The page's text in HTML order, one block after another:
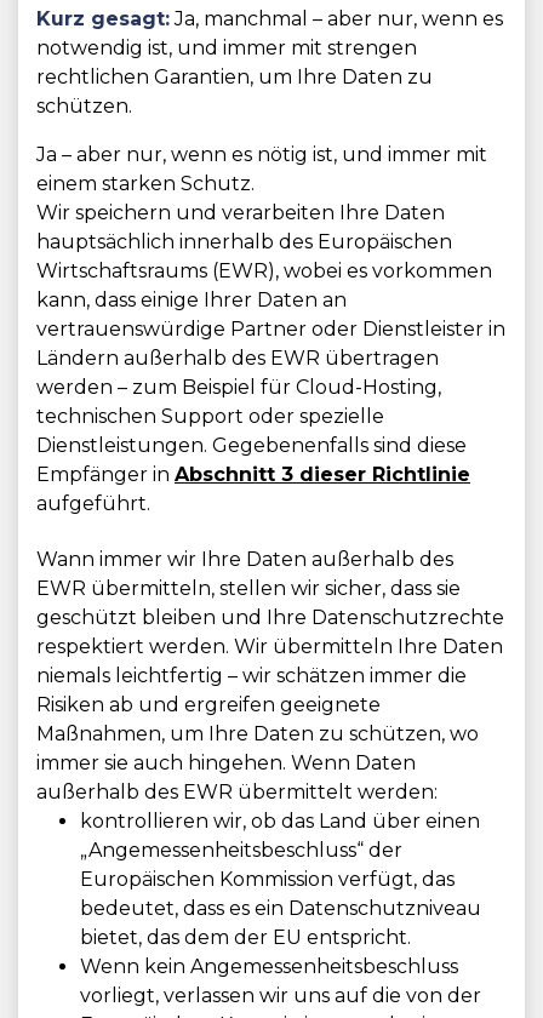
Kurz gesagt:Ja, manchmal – aber nur, wenn es
notwendig ist, und immer mit strengen
rechtlichen Garantien, um Ihre Daten zu
schützen.
Ja – aber nur, wenn es nötig ist, und immer mit
einem starken Schutz.
Wir speichern und verarbeiten Ihre Daten
hauptsächlich innerhalb des Europäischen
Wirtschaftsraums (EWR), wobei es vorkommen
kann, dass einige Ihrer Daten an
vertrauenswürdige Partner oder Dienstleister in
Ländern außerhalb des EWR übertragen
werden – zum Beispiel für Cloud-Hosting,
technischen Support oder spezielle
Dienstleistungen. Gegebenenfalls sind diese
Empfänger in Abschnitt 3 dieser Richtlinie
aufgeführt.
Wann immer wir Ihre Daten außerhalb des
EWR übermitteln, stellen wir sicher, dass sie
geschützt bleiben und Ihre Datenschutzrechte
respektiert werden. Wir übermitteln Ihre Daten
niemals leichtfertig – wir schätzen immer die
Risiken ab und ergreifen geeignete
Maßnahmen, um Ihre Daten zu schützen, wo
immer sie auch hingehen. Wenn Daten
außerhalb des EWR übermittelt werden:
kontrollieren wir, ob das Land über einen
„Angemessenheitsbeschluss“ der
Europäischen Kommission verfügt, das
bedeutet, dass es ein Datenschutzniveau
bietet, das dem der EU entspricht.
Wenn kein Angemessenheitsbeschluss
vorliegt, verlassen wir uns auf die von der